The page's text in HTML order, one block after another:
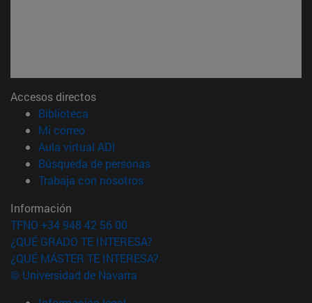
Accesos directos
Biblioteca
Mi correo(abre en nueva ventana)
Aula virtual ADI
Búsqueda de personas(abre en nueva ventana)
Trabaja con nosotros(abre en nueva ventana)
Información
TFNO +34 948 42 56 00
¿QUÉ GRADO TE INTERESA?
¿QUÉ MÁSTER TE INTERESA?
© Universidad de Navarra